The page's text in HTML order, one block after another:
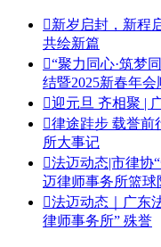
新岁启封，新程
共绘新篇
“聚力同心·筑梦
结暨2025新春年
迎元旦 齐相聚 |
律途跬步 载誉前
所大事记
法迈动态|市律
迈律师事务所篮
法迈动态｜广东
律师事务所” 殊誉